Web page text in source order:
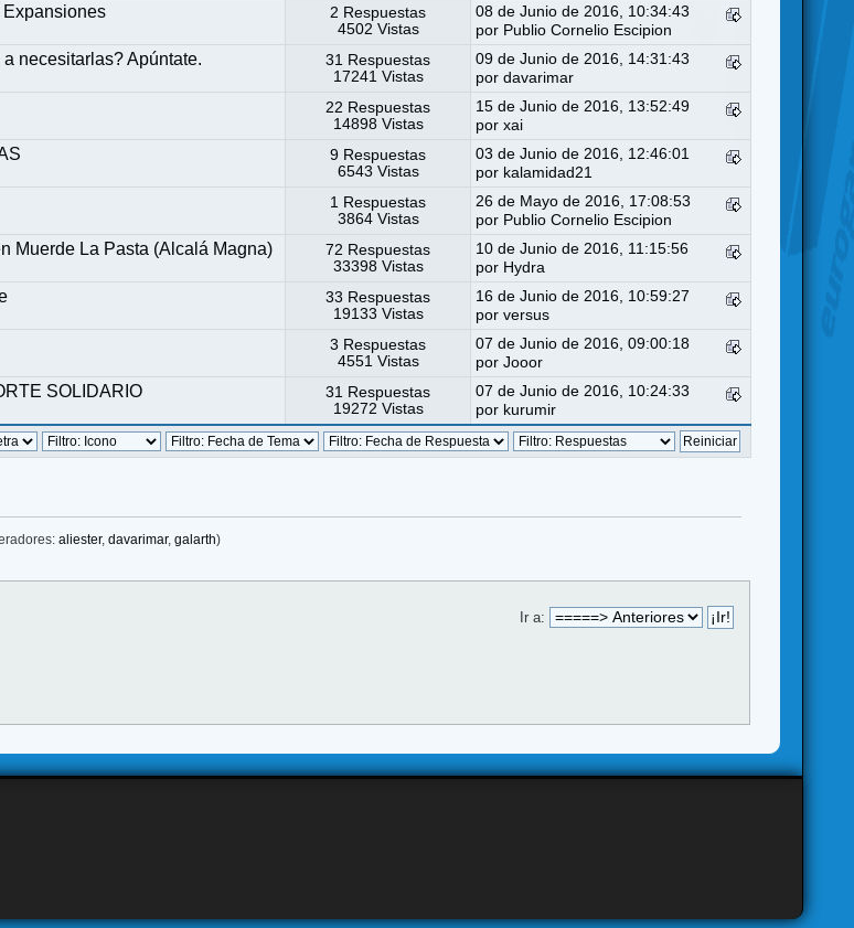
2 Respuestas
4502 Vistas
08 de Junio de 2016, 10:34:43
por Publio Cornelio Escipion
necesitarlas? Apúntate.
31 Respuestas
17241 Vistas
09 de Junio de 2016, 14:31:43
pordavarimar
22 Respuestas
14898 Vistas
15 de Junio de 2016, 13:52:49
porxai
9 Respuestas
6543 Vistas
03 de Junio de 2016, 12:46:01
por kalamidad21
1 Respuestas
3864 Vistas
26 de Mayo de 2016, 17:08:53
por Publio Cornelio Escipion
Muerde La Pasta (Alcalá Magna)
72 Respuestas
33398 Vistas
10 de Junio de 2016, 11:15:56
por Hydra
33 Respuestas
19133 Vistas
16 de Junio de 2016, 10:59:27
porversus
3 Respuestas
4551 Vistas
07 de Junio de 2016, 09:00:18
porJooor
SOLIDARIO
31 Respuestas
19272 Vistas
07 de Junio de 2016, 10:24:33
por kurumir
aliester,davarimar,galarth)
Ir a: